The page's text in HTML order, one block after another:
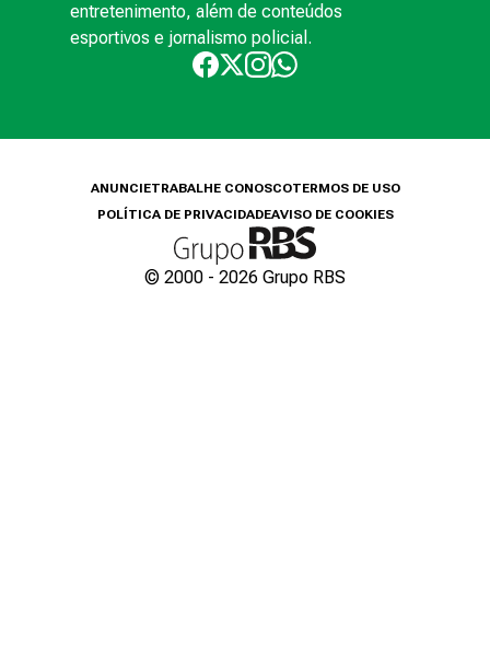
entretenimento, além de conteúdos
esportivos e jornalismo policial.
ANUNCIETRABALHE CONOSCOTERMOS DE USO
POLÍTICA DE PRIVACIDADEAVISO DE COOKIES
© 2000 - 2026 Grupo RBS